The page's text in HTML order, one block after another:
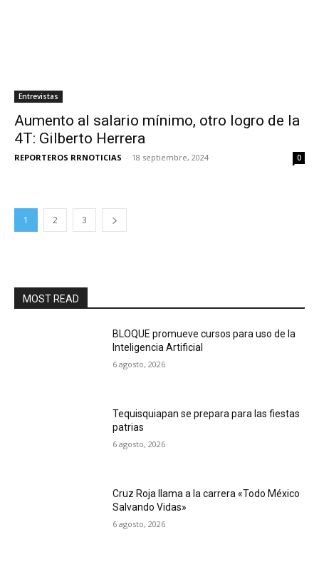
Entrevistas
Aumento al salario mínimo, otro logro de la
4T: Gilberto Herrera
REPORTEROS RRNOTICIAS - 18 septiembre, 2024 0
1 2 3
MOST READ
BLOQUE promueve cursos para uso de la
Inteligencia Artificial
6 agosto, 2026
Tequisquiapan se prepara para las fiestas
patrias
6 agosto, 2026
Cruz Roja llama a la carrera «Todo México
Salvando Vidas»
6 agosto, 2026